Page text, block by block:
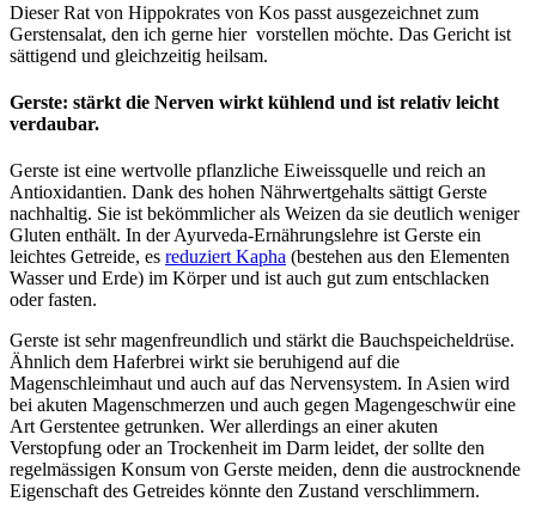
Dieser Rat von Hippokrates von Kos passt ausgezeichnet zum
Gerstensalat, den ich gerne hier vorstellen möchte. Das Gericht ist
sättigend und gleichzeitig heilsam.
Gerste: stärkt die Nerven wirkt kühlend und ist relativ leicht
verdaubar.
Gerste ist eine wertvolle pflanzliche Eiweissquelle und reich an
Antioxidantien. Dank des hohen Nährwertgehalts sättigt Gerste
nachhaltig. Sie ist bekömmlicher als Weizen da sie deutlich weniger
Gluten enthält. In der Ayurveda-Ernährungslehre ist Gerste ein
leichtes Getreide, es reduziert Kapha (bestehen aus den Elementen
Wasser und Erde) im Körper und ist auch gut zum entschlacken
oder fasten.
Gerste ist sehr magenfreundlich und stärkt die Bauchspeicheldrüse.
Ähnlich dem Haferbrei wirkt sie beruhigend auf die
Magenschleimhaut und auch auf das Nervensystem. In Asien wird
bei akuten Magenschmerzen und auch gegen Magengeschwür eine
Art Gerstentee getrunken. Wer allerdings an einer akuten
Verstopfung oder an Trockenheit im Darm leidet, der sollte den
regelmässigen Konsum von Gerste meiden, denn die austrocknende
Eigenschaft des Getreides könnte den Zustand verschlimmern.